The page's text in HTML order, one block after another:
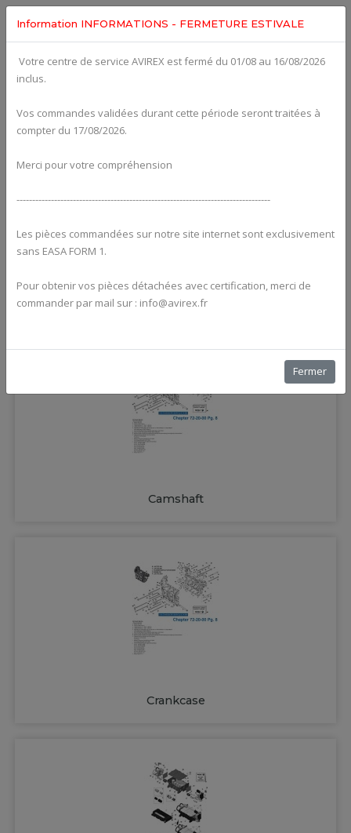
Alternators
Camshaft
Crankcase
Information INFORMATIONS - FERMETURE ESTIVALE
Votre centre de service AVIREX est fermé du 01/08 au 16/08/2026
inclus.
Vos commandes validées durant cette période seront traitées à
compter du 17/08/2026.
Merci pour votre compréhension
---------------------------------------------------------------------------------
Les pièces commandées sur notre site internet sont exclusivement
sans EASA FORM 1.
Pour obtenir vos pièces détachées avec certification, merci de
commander par mail sur : info@avirex.fr
Fermer